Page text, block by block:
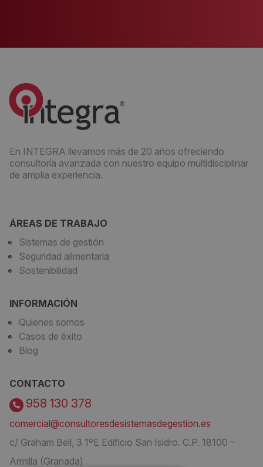
En INTEGRA llevamos más de 20 años ofreciendo
consultoría avanzada con nuestro equipo multidisciplinar
de amplia experiencia.
ÁREAS DE TRABAJO
Sistemas de gestión
Seguridad alimentaria
Sostenibilidad
INFORMACIÓN
Quienes somos
Casos de éxito
Blog
CONTACTO
958 130 378
comercial@consultoresdesistemasdegestion.es
c/ Graham Bell, 3 1ºE Edificio San Isidro. C.P. 18100 –
Armilla (Granada)